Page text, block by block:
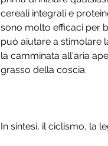
cereali integrali e
sono molto efficaci per
può aiutare a stimolare
la camminata all'aria
grasso della coscia.
In sintesi, il ciclismo, la